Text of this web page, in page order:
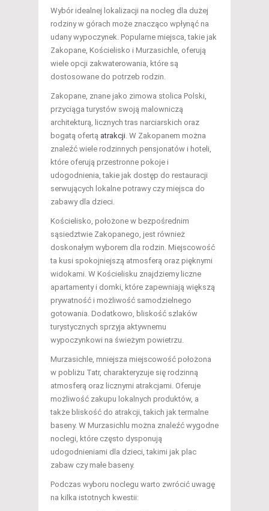
Wybór idealnej lokalizacji na nocleg dla dużej
rodziny w górach może znacząco wpłynąć na
udany wypoczynek. Popularne miejsca, takie jak
Zakopane, Kościelisko i Murzasichle, oferują
wiele opcji zakwaterowania, które są
dostosowane do potrzeb rodzin.
Zakopane, znane jako zimowa stolica Polski,
przyciąga turystów swoją malowniczą
architekturą, licznych tras narciarskich oraz
bogatą ofertą atrakcji . W Zakopanem można
znaleźć wiele rodzinnych pensjonatów i hoteli,
które oferują przestronne pokoje i
udogodnienia, takie jak dostęp do restauracji
serwujących lokalne potrawy czy miejsca do
zabawy dla dzieci.
Kościelisko, położone w bezpośrednim
sąsiedztwie Zakopanego, jest również
doskonałym wyborem dla rodzin. Miejscowość
ta kusi spokojniejszą atmosferą oraz pięknymi
widokami. W Kościelisku znajdziemy liczne
apartamenty i domki, które zapewniają większą
prywatność i możliwość samodzielnego
gotowania. Dodatkowo, bliskość szlaków
turystycznych sprzyja aktywnemu
wypoczynkowi na świeżym powietrzu.
Murzasichle, mniejsza miejscowość położona
w pobliżu Tatr, charakteryzuje się rodzinną
atmosferą oraz licznymi atrakcjami. Oferuje
możliwość zakupu lokalnych produktów, a
także bliskość do atrakcji, takich jak termalne
baseny. W Murzasichlu można znaleźć wygodne
noclegi, które często dysponują
udogodnieniami dla dzieci, takimi jak plac
zabaw czy małe baseny.
Podczas wyboru noclegu warto zwrócić uwagę
na kilka istotnych kwestii: